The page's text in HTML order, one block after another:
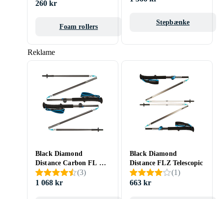
Reklame
260 kr
Foam rollers
Stepbænke
Black Diamond
Distance Carbon FL Z
Telescopic
(3)
1 068 kr
Black Diamond
Distance FLZ Telescopic
(1)
663 kr